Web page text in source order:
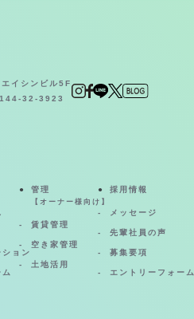
イシンビル5F
32-3923
ョン
管理
【オーナー様向け】
賃貸管理
空き家管理
土地活用
採用情報
メッセージ
先輩社員の声
募集要項
エントリーフォーム